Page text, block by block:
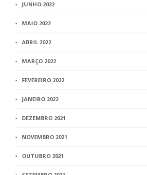
JUNHO 2022
MAIO 2022
ABRIL 2022
MARÇO 2022
FEVEREIRO 2022
JANEIRO 2022
DEZEMBRO 2021
NOVEMBRO 2021
OUTUBRO 2021